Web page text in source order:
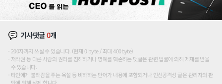
기사댓글0개
200자까지 쓰실 수 있습니다. (현재 0 byte / 최대 400byte)
저작권 등 다른 사람의 권리를 침해하거나 명예를 훼손하는 댓글은 관련 법률에 의해 제재를 받을
수 있습니다.
타인에게 불쾌감을 주는 욕설 등 비하하는 단어가 내용에 포함되거나 인신공격성 글은 관리자의 판